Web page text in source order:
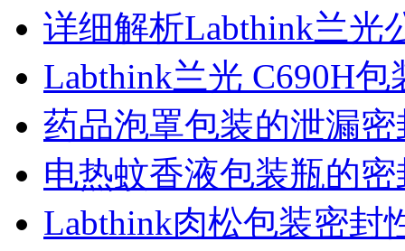
详细解析Labthink兰光
Labthink兰光 C690H
药品泡罩包装的泄漏
电热蚊香液包装瓶的
Labthink肉松包装密封